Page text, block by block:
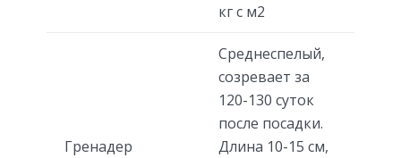
кг с м2
Гренадер
Среднеспелый,
созревает за
120-130 суток
после посадки.
Длина 10-15 см,